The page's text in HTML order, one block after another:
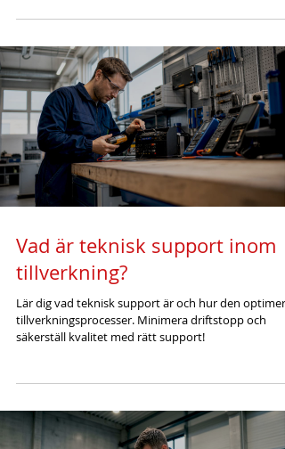
Vad är teknisk support inom
tillverkning?
Lär dig vad teknisk support är och hur den
tillverkningsprocesser. Minimera driftstopp och
säkerställ kvalitet med rätt support!